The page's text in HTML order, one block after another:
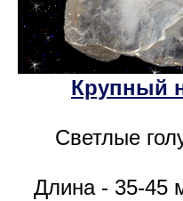
Крупный
Светлые
Длина - 35-45